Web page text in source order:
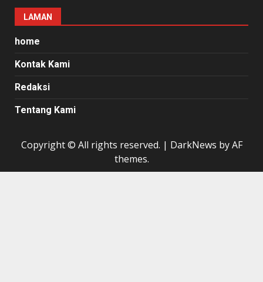
LAMAN
home
Kontak Kami
Redaksi
Tentang Kami
Copyright © All rights reserved. | DarkNews by AF
themes.